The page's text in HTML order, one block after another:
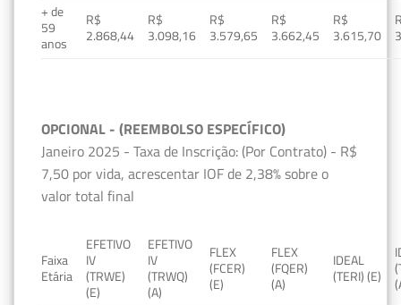
+ de
59
anos
R$
2.868,44
R$
3.098,16
R$
3.579,65
R$
3.662,45
R$
3.615,70
OPCIONAL - (REEMBOLSO ESPECÍFICO)
Janeiro 2025 - Taxa de Inscrição: (Por Contrato) - R$
7,50 por vida, acrescentar IOF de 2,38% sobre o
valor total final
Faixa
Etária
EFETIVO
IV
(TRWE)
(E)
EFETIVO
IV
(TRWQ)
(A)
FLEX
(FCER)
(E)
FLEX
(FQER)
(A)
IDEAL
(TERI) (E)